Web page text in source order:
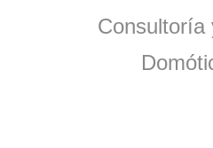
Consultoría